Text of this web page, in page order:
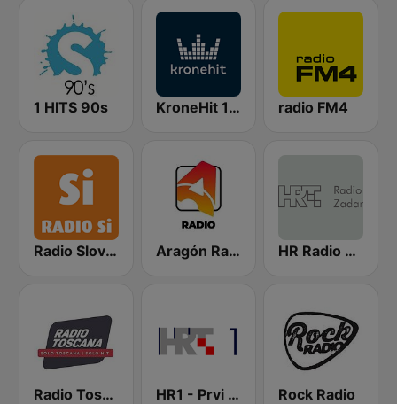
1 HITS 90s KroneHit 105.8 radio FM4
Radio Slovenija International Aragón Radio HR Radio Zadar
Radio Toscana HR1 - Prvi program Rock Radio